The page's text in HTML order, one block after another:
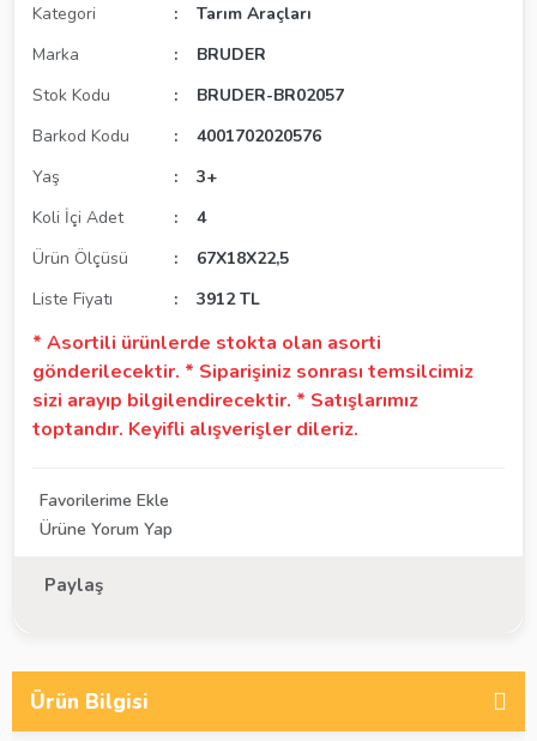
Kategori
Tarım Araçları
Marka
BRUDER
Stok Kodu
BRUDER-BR02057
Barkod Kodu
4001702020576
Yaş
3+
Koli İçi Adet
4
Ürün Ölçüsü
67X18X22,5
Liste Fiyatı
3912 TL
* Asortili ürünlerde stokta olan asorti
gönderilecektir. * Siparişiniz sonrası temsilcimiz
sizi arayıp bilgilendirecektir. * Satışlarımız
toptandır. Keyifli alışverişler dileriz.
Ürüne Yorum Yap
Paylaş
Ürün Bilgisi